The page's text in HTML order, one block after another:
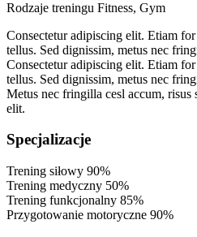
Rodzaje treningu Fitness, Gym
Consectetur adipiscing elit. Etiam
tellus. Sed dignissim, metus nec
Consectetur adipiscing elit. Etiam
tellus. Sed dignissim, metus nec
Metus nec fringilla cesl accum, risus
elit.
Specjalizacje
Trening siłowy 90%
Trening medyczny 50%
Trening funkcjonalny 85%
Przygotowanie motoryczne 90%